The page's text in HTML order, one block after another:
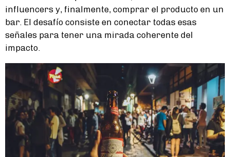
influencers y, finalmente, comprar el producto en un
bar. El desafío consiste en conectar todas esas
señales para tener una mirada coherente del
impacto.